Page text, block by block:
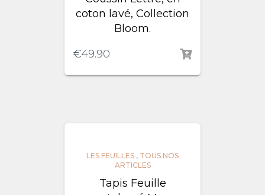
coton lavé, Collection
Bloom.
€49.90
LES FEUILLES , TOUS NOS
ARTICLES
Tapis Feuille